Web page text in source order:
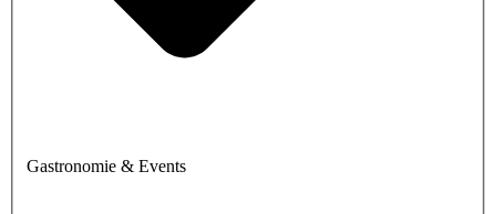
Gastronomie & Events